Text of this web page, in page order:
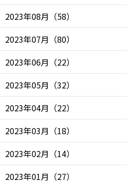
2023年08月 （58）
2023年07月 （80）
2023年06月 （22）
2023年05月 （32）
2023年04月 （22）
2023年03月 （18）
2023年02月 （14）
2023年01月 （27）